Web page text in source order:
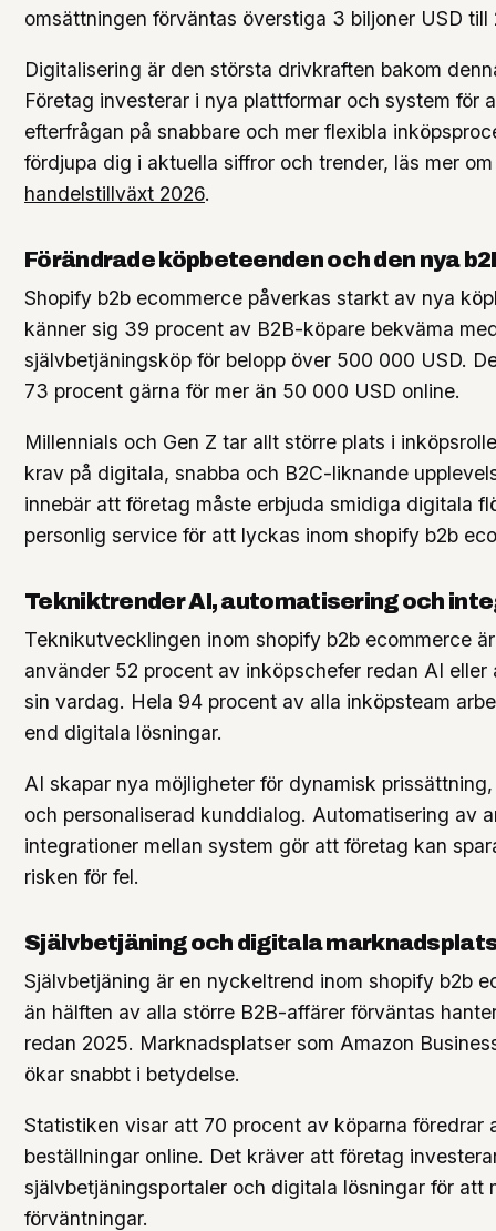
omsättningen förväntas överstiga 3 biljoner USD till
Digitalisering är den största drivkraften bakom
Företag investerar i nya plattformar och system för
efterfrågan på snabbare och mer flexibla
fördjupa dig i aktuella siffror och trender, läs mer
handelstillväxt 2026.
Förändrade köpbeteenden och den nya
Shopify b2b ecommerce påverkas starkt av nya
känner sig 39 procent av B2B-köpare bekväma
självbetjäningsköp för belopp över 500 000 USD.
73 procent gärna för mer än 50 000 USD online.
Millennials och Gen Z tar allt större plats i
krav på digitala, snabba och B2C-liknande
innebär att företag måste erbjuda smidiga digitala
personlig service för att lyckas inom shopify b2b
Tekniktrender AI, automatisering och
Teknikutvecklingen inom shopify b2b ecommerce
använder 52 procent av inköpschefer redan AI eller
sin vardag. Hela 94 procent av alla inköpsteam
end digitala lösningar.
AI skapar nya möjligheter för dynamisk
och personaliserad kunddialog. Automatisering av
integrationer mellan system gör att företag kan
risken för fel.
Självbetjäning och digitala
Självbetjäning är en nyckeltrend inom shopify b2b
än hälften av alla större B2B-affärer förväntas
redan 2025. Marknadsplatser som Amazon
ökar snabbt i betydelse.
Statistiken visar att 70 procent av köparna föredrar
beställningar online. Det kräver att företag
självbetjäningsportaler och digitala lösningar för att
förväntningar.